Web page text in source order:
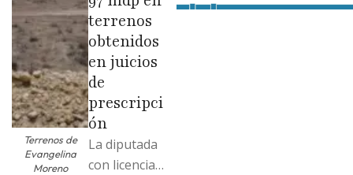
Terrenos de
Evangelina
Moreno
terrenos
obtenidos
en juicios
de
prescripci
ón
La diputada
con licencia